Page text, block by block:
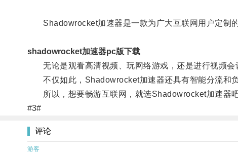
Shadowrocket加速器是一款为广大互联网用户定制的
shadowrocket加速器pc版下载
无论是观看高清视频、玩网络游戏，还是进行视频会
不仅如此，Shadowrocket加速器还具有智能分流和负
所以，想要畅游互联网，就选Shadowrocket加速器吧
#3#
评论
游客